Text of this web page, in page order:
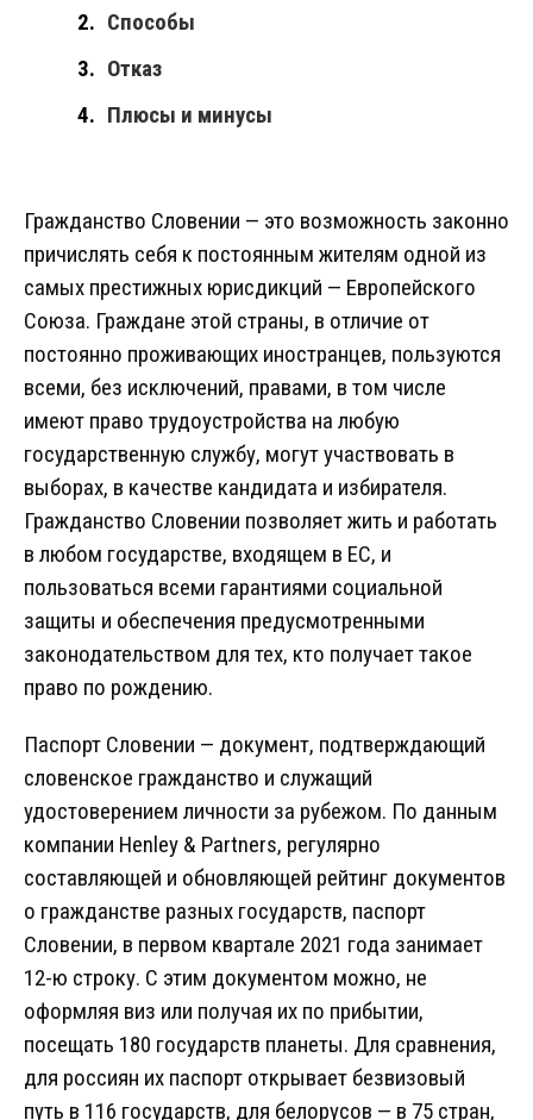
Способы
Отказ
Плюсы и минусы
Гражданство Словении — это возможность законно
причислять себя к постоянным жителям одной из
самых престижных юрисдикций — Европейского
Союза. Граждане этой страны, в отличие от
постоянно проживающих иностранцев, пользуются
всеми, без исключений, правами, в том числе
имеют право трудоустройства на любую
государственную службу, могут участвовать в
выборах, в качестве кандидата и избирателя.
Гражданство Словении позволяет жить и работать
в любом государстве, входящем в ЕС, и
пользоваться всеми гарантиями социальной
защиты и обеспечения предусмотренными
законодательством для тех, кто получает такое
право по рождению.
Паспорт Словении — документ, подтверждающий
словенское гражданство и служащий
удостоверением личности за рубежом. По данным
компании Henley & Partners, регулярно
составляющей и обновляющей рейтинг документов
о гражданстве разных государств, паспорт
Словении, в первом квартале 2021 года занимает
12-ю строку. С этим документом можно, не
оформляя виз или получая их по прибытии,
посещать 180 государств планеты. Для сравнения,
для россиян их паспорт открывает безвизовый
путь в 116 государств, для белорусов — в 75 стран,